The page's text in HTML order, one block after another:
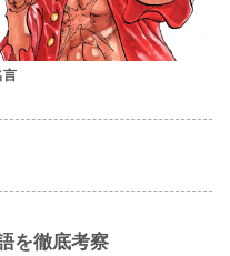
言
を徹底考察